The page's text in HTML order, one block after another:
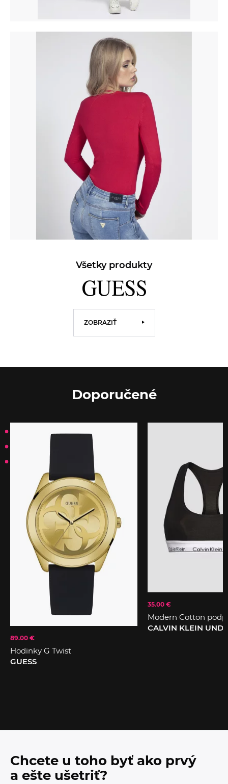
Všetky produkty
ZOBRAZIŤ
Doporučené
89.00 €
Hodinky G Twist
GUESS
35.00 €
Modern Cotton
CALVIN KLEIN
Chcete u toho byť ako prvý
a ešte ušetriť?